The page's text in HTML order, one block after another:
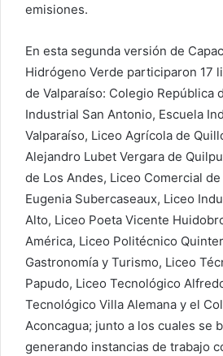
emisiones.
En esta segunda versión de
Hidrógeno Verde participaron 17
de Valparaíso: Colegio República
Industrial San Antonio, Escuela
Valparaíso, Liceo Agrícola de
Alejandro Lubet Vergara de
de Los Andes, Liceo Comercial
Eugenia Subercaseaux, Liceo
Alto, Liceo Poeta Vicente
América, Liceo Politécnico
Gastronomía y Turismo, Liceo
Papudo, Liceo Tecnológico
Tecnológico Villa Alemana y el
Aconcagua; junto a los cuales se
generando instancias de trabajo